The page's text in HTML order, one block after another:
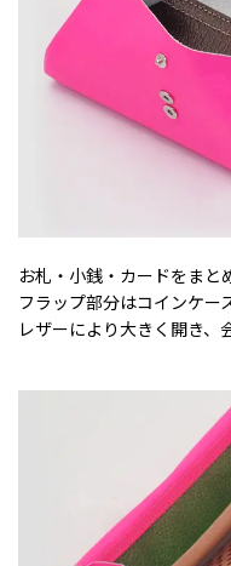
お札・小銭・カードをまと
フラップ部分はコインケー
レザーにより大きく開き、